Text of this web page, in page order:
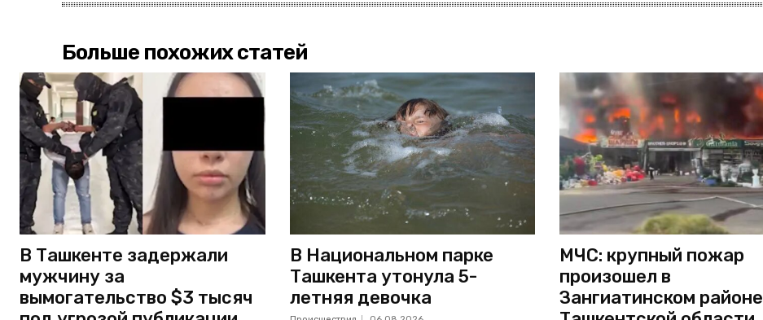
Больше похожих статей
В Ташкенте задержали
мужчину за
вымогательство $3 тысяч
В Национальном парке
Ташкента утонула 5-
летняя девочка
МЧС: крупный пожар
произошел в
Зангиатинском районе